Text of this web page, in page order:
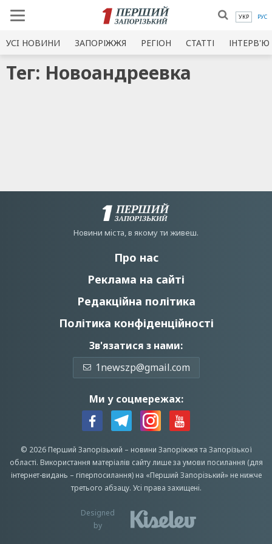
УКР РУС
УСI НОВИНИ ЗАПОРІЖЖЯ РЕГІОН СТАТТІ ІНТЕРВ'Ю
Тег: Новоандреевка
Новини мiста, в якому ти живеш.
Про нас
Реклама на сайті
Редакційна політика
Політика конфіденційності
Зв'язатися з нами:
1newszp@gmail.com
Ми у соцмережах:
© 2026 Перший Запорізький – новини Запоріжжята Запорізької
області. Використання матеріалів сайту лише за умови посилання (для
інтернет-видань – гіперпосилання) на «Перший Запорiзький» не нижче
третього абзацу. Усi права захищенi.
Designed
by